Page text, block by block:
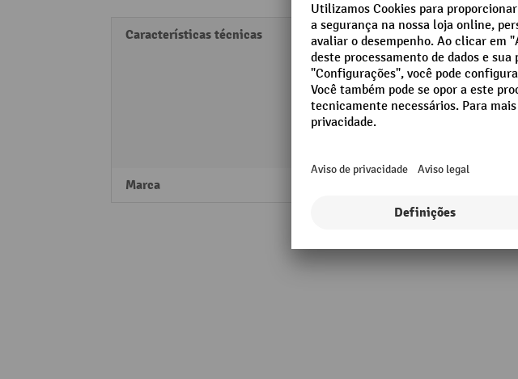
Características técnicas
Passos de indicação:
0 - 200 kg em incrementos de
0,1 kg
200 - 400 kg em incrementos
de 0,2 kg
400 - 2000 kg em incrementos
Marca